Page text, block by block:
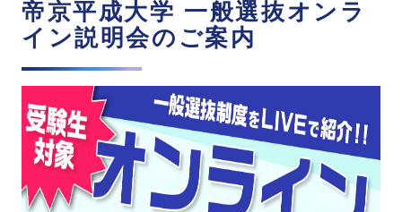
帝京平成大学 一般選抜オンラ
イン説明会のご案内